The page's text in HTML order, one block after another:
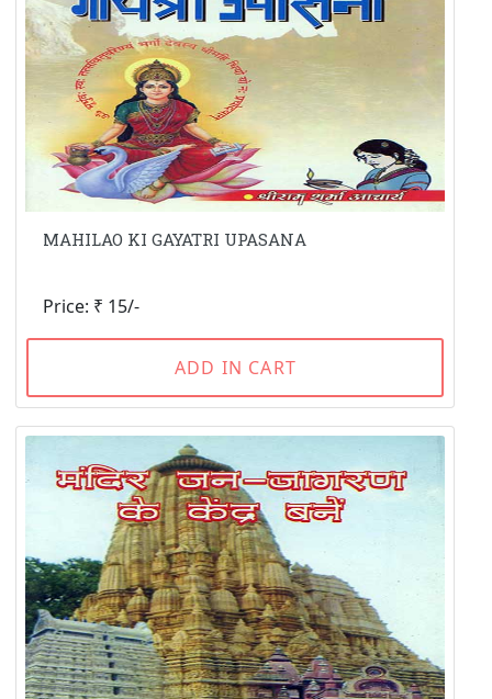
MAHILAO KI GAYATRI UPASANA
Price: ₹ 15/-
ADD IN CART